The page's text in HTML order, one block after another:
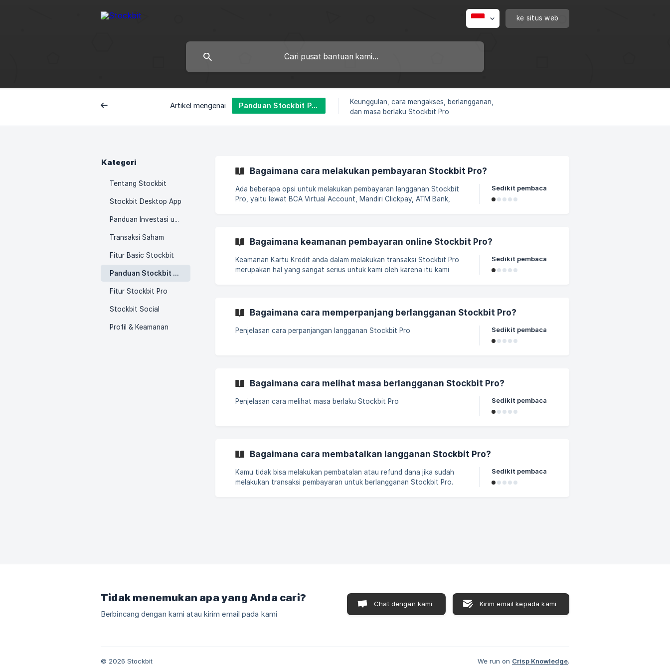
ke situs web
Artikel mengenai Panduan Stockbit Pro
Keunggulan, cara mengakses, berlangganan,
dan masa berlaku Stockbit Pro
Kategori
Tentang Stockbit
Stockbit Desktop App
Panduan Investasi untuk Pemula
Transaksi Saham
Fitur Basic Stockbit
Panduan Stockbit Pro
Fitur Stockbit Pro
Stockbit Social
Profil & Keamanan
Bagaimana cara melakukan pembayaran Stockbit Pro?
Ada beberapa opsi untuk melakukan pembayaran langganan Stockbit
Pro, yaitu lewat BCA Virtual Account, Mandiri Clickpay, ATM Bank,
Masukkan nomor kartu debit Mandiri Aktifkan token Mandiri dengan
memasukkan 6 digit PIN Pilih APPLI 3, lalu input-input ke token yang
Sedikit pembaca
Bagaimana keamanan pembayaran online Stockbit Pro?
Keamanan Kartu Kredit anda dalam melakukan transaksi Stockbit Pro
merupakan hal yang sangat serius untuk kami oleh karena itu kami
Veritrans memiliki sertifikat level 1 PCI DSS (Payment Card Industry
Data Security Standards) compliant . PCI DSS adalah kriteria yang
paling ketat yang ditetapkan oleh
Sedikit pembaca
Bagaimana cara memperpanjang berlangganan Stockbit Pro?
Penjelasan cara perpanjangan langganan Stockbit Pro Sedikit pembaca
Bagaimana cara melihat masa berlangganan Stockbit Pro?
Penjelasan cara melihat masa berlaku Stockbit Pro Sedikit pembaca
Bagaimana cara membatalkan langganan Stockbit Pro?
Kamu tidak bisa melakukan pembatalan atau refund dana jika sudah
melakukan transaksi pembayaran untuk berlangganan Stockbit Pro.
Sedikit pembaca
Tidak menemukan apa yang Anda cari?
Berbincang dengan kami atau kirim email pada kami
Chat dengan kami Kirim email kepada kami
© 2026 Stockbit We run on Crisp Knowledge.